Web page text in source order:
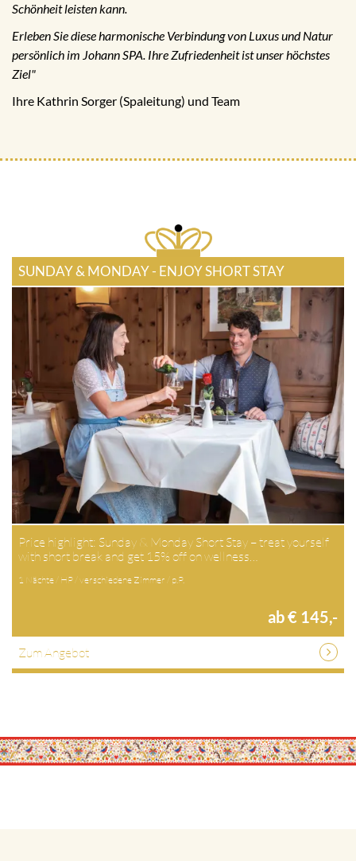
Schönheit leisten kann.
Erleben Sie diese harmonische Verbindung von Luxus und Natur
persönlich im Johann SPA. Ihre Zufriedenheit ist unser höchstes
Ziel"
Ihre Kathrin Sorger (Spaleitung) und Team
SUNDAY & MONDAY - ENJOY SHORT STAY
Price highlight: Sunday & Monday Short Stay – treat yourself
with short break and get 15% off on wellness…
1 Nächte / HP / verschiedene Zimmer / p.P.
ab € 145,-
Zum Angebot